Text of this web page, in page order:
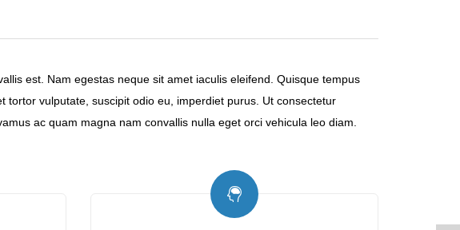
est. Nam egestas neque sit amet iaculis eleifend. Quisque tempus
vulputate, suscipit odio eu, imperdiet purus. Ut consectetur
ac quam magna nam convallis nulla eget orci vehicula leo diam.